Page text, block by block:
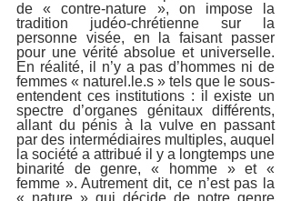
de « contre-nature », on impose la
tradition judéo-chrétienne sur la
personne visée, en la faisant passer
pour une vérité absolue et universelle.
En réalité, il n’y a pas d’hommes ni de
femmes « naturel.le.s » tels que le sous-
entendent ces institutions : il existe un
spectre d’organes génitaux différents,
allant du pénis à la vulve en passant
par des intermédiaires multiples, auquel
la société a attribué il y a longtemps une
binarité de genre, « homme » et «
femme ». Autrement dit, ce n’est pas la